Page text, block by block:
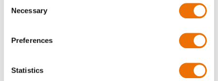
Selection
Necessary
Preferences
Statistics
DefenceTech-Anforderungen von morgen
spiegelt die gemeinsame Überzeugung wider, dass die
Verteidigung auf der Grundlage von kampferprobten
Systemen softwaredefiniert wird. Gemeinsam werden
die beiden Partner das digitale Grundgerüst für